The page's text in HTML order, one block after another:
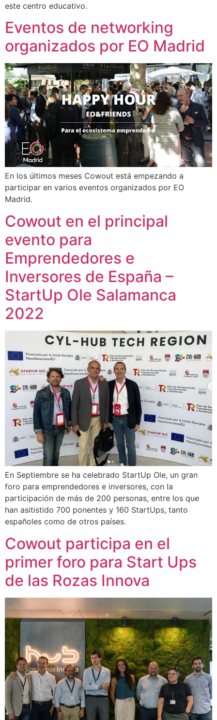
este centro educativo.
Eventos de networking
organizados por EO Madrid
En los últimos meses Cowout está empezando a
participar en varios eventos organizados por EO
Madrid.
Cowout en el principal
evento para
Emprendedores e
Inversores de España –
StartUp Ole Salamanca
2022
En Septiembre se ha celebrado StartUp Ole, un gran
foro para emprendedores e inversores, con la
participación de más de 200 personas, entre los que
han asitistido 700 ponentes y 160 StartUps, tanto
españoles como de otros países.
Cowout participa en el
primer foro para Start Ups
de las Rozas Innova